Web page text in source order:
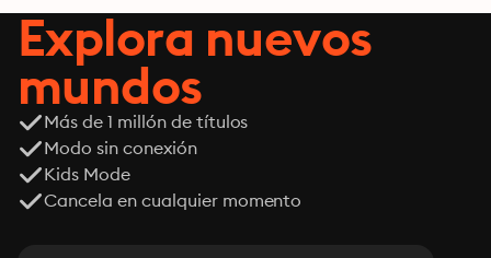
Explora nuevos
mundos
Más de 1 millón de títulos
Modo sin conexión
Kids Mode
Cancela en cualquier momento